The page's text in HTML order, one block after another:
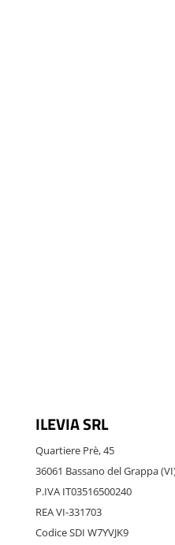
ILEVIA SRL
Quartiere Prè, 45
36061 Bassano del Grappa
P.IVA IT03516500240
REA VI-331703
Codice SDI W7YVJK9